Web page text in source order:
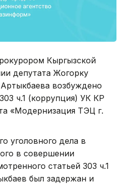
Кыргызской
депутата Жогорку
возбуждено
ч.1 (коррупция) УК КР
«Модернизация ТЭЦ г.
уголовного дела в
в совершении
статьей 303 ч.1
был задержан и